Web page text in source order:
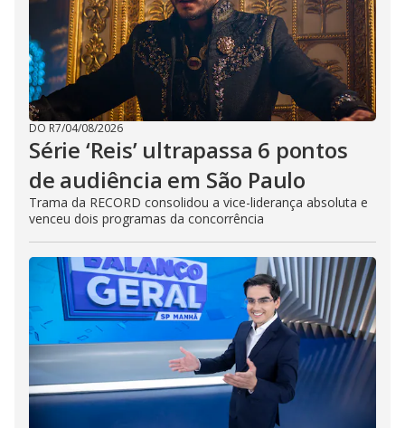
DO R7/04/08/2026
Série ‘Reis’ ultrapassa 6 pontos
de audiência em São Paulo
Trama da RECORD consolidou a vice-liderança absoluta e
venceu dois programas da concorrência